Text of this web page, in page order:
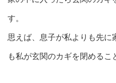
す。
思えば、息子が私よりも先に
も私が玄関のカギを閉めるこ